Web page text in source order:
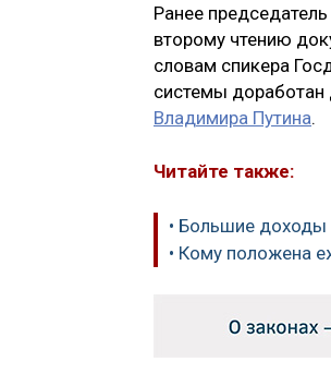
Ранее
второму чтению
словам спикера
системы доработан
Владимира Путина.
Читайте также:
• Большие
• Кому положена